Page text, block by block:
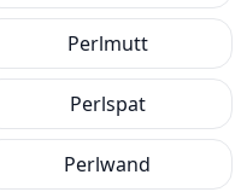
Perlmutt
Perlspat
Perlwand